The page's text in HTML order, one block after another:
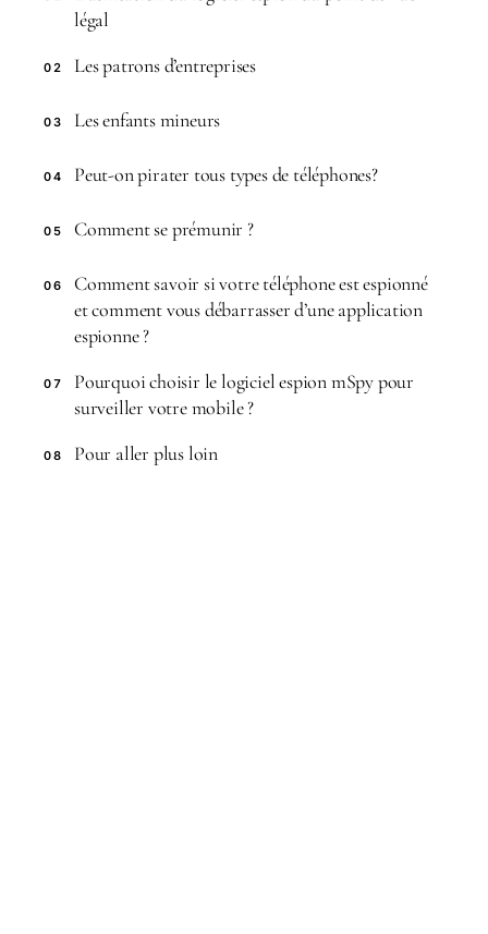
légal
02 Les patrons d’entreprises
03 Les enfants mineurs
04 Peut-on pirater tous types de téléphones?
05 Comment se prémunir ?
06
Comment savoir si votre téléphone est espionné
et comment vous débarrasser d’une application
espionne ?
07
Pourquoi choisir le logiciel espion mSpy pour
surveiller votre mobile ?
08 Pour aller plus loin